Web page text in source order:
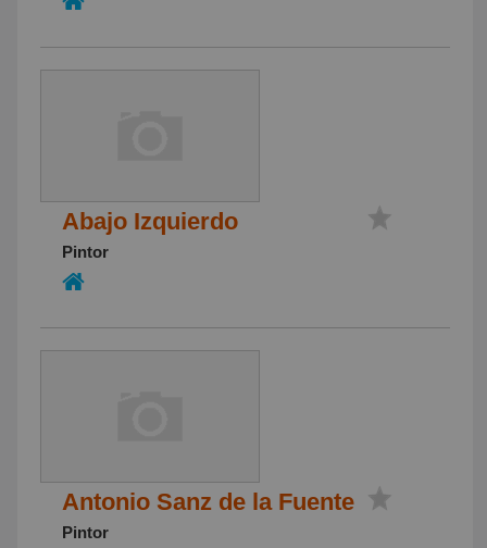
Abajo Izquierdo
Pintor
Antonio Sanz de la Fuente
Pintor